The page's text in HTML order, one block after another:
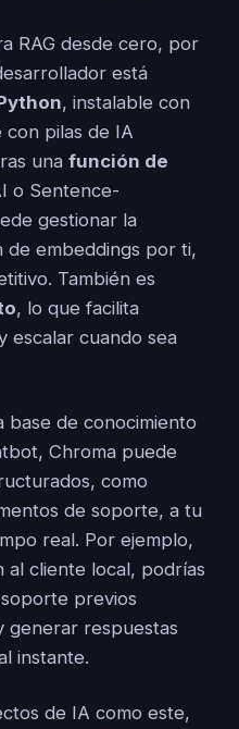
RAG desde cero, por
está
, instalable con
pilas de IA
una función de
o Sentence-
gestionar la
de embeddings por ti,
También es
, lo que facilita
escalar cuando sea
base de conocimiento
Chroma puede
como
de soporte, a tu
real. Por ejemplo,
cliente local, podrías
previos
generar respuestas
instante.
de IA como este,